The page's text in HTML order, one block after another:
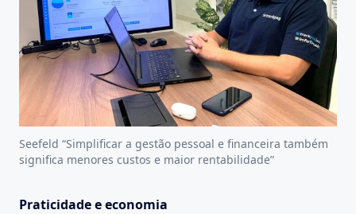
Seefeld “Simplificar a gestão pessoal e financeira também
significa menores custos e maior rentabilidade”
Praticidade e economia